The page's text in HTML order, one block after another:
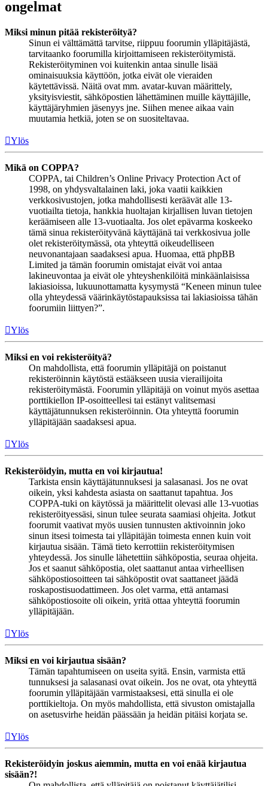
ongelmat
Miksi minun pitää rekisteröityä?
Sinun ei välttämättä tarvitse, riippuu foorumin ylläpitäjästä,
tarvitaanko foorumilla kirjoittamiseen rekisteröitymistä.
Rekisteröityminen voi kuitenkin antaa sinulle lisää
ominaisuuksia käyttöön, jotka eivät ole vieraiden
käytettävissä. Näitä ovat mm. avatar-kuvan määrittely,
yksityisviestit, sähköpostien lähettäminen muille käyttäjille,
käyttäjäryhmien jäsenyys jne. Siihen menee aikaa vain
muutamia hetkiä, joten se on suositeltavaa.
Ylös
Mikä on COPPA?
COPPA, tai Children’s Online Privacy Protection Act of
1998, on yhdysvaltalainen laki, joka vaatii kaikkien
verkkosivustojen, jotka mahdollisesti keräävät alle 13-
vuotiailta tietoja, hankkia huoltajan kirjallisen luvan tietojen
keräämiseen alle 13-vuotiaalta. Jos olet epävarma koskeeko
tämä sinua rekisteröityvänä käyttäjänä tai verkkosivua jolle
olet rekisteröitymässä, ota yhteyttä oikeudelliseen
neuvonantajaan saadaksesi apua. Huomaa, että phpBB
Limited ja tämän foorumin omistajat eivät voi antaa
lakineuvontaa ja eivät ole yhteyshenkilöitä minkäänlaisissa
lakiasioissa, lukuunottamatta kysymystä “Keneen minun tulee
olla yhteydessä väärinkäytöstapauksissa tai lakiasioissa tähän
foorumiin liittyen?”.
Ylös
Miksi en voi rekisteröityä?
On mahdollista, että foorumin ylläpitäjä on poistanut
rekisteröinnin käytöstä estääkseen uusia vierailijoita
rekisteröitymästä. Foorumin ylläpitäjä on voinut myös asettaa
porttikiellon IP-osoitteellesi tai estänyt valitsemasi
käyttäjätunnuksen rekisteröinnin. Ota yhteyttä foorumin
ylläpitäjään saadaksesi apua.
Ylös
Rekisteröidyin, mutta en voi kirjautua!
Tarkista ensin käyttäjätunnuksesi ja salasanasi. Jos ne ovat
oikein, yksi kahdesta asiasta on saattanut tapahtua. Jos
COPPA-tuki on käytössä ja määrittelit olevasi alle 13-vuotias
rekisteröityessäsi, sinun tulee seurata saamiasi ohjeita. Jotkut
foorumit vaativat myös uusien tunnusten aktivoinnin joko
sinun itsesi toimesta tai ylläpitäjän toimesta ennen kuin voit
kirjautua sisään. Tämä tieto kerrottiin rekisteröitymisen
yhteydessä. Jos sinulle lähetettiin sähköpostia, seuraa ohjeita.
Jos et saanut sähköpostia, olet saattanut antaa virheellisen
sähköpostiosoitteen tai sähköpostit ovat saattaneet jäädä
roskapostisuodattimeen. Jos olet varma, että antamasi
sähköpostiosoite oli oikein, yritä ottaa yhteyttä foorumin
ylläpitäjään.
Ylös
Miksi en voi kirjautua sisään?
Tämän tapahtumiseen on useita syitä. Ensin, varmista että
tunnuksesi ja salasanasi ovat oikein. Jos ne ovat, ota yhteyttä
foorumin ylläpitäjään varmistaaksesi, että sinulla ei ole
porttikieltoja. On myös mahdollista, että sivuston omistajalla
on asetusvirhe heidän päässään ja heidän pitäisi korjata se.
Ylös
Rekisteröidyin joskus aiemmin, mutta en voi enää kirjautua
sisään?!